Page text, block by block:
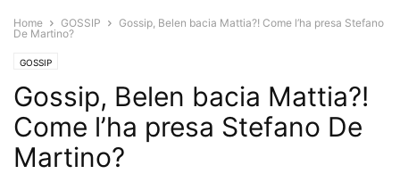
Home GOSSIP
Gossip, Belen bacia Mattia?! Come l’ha presa Stefano
De Martino?
GOSSIP
Gossip, Belen bacia Mattia?!
Come l’ha presa Stefano De
Martino?